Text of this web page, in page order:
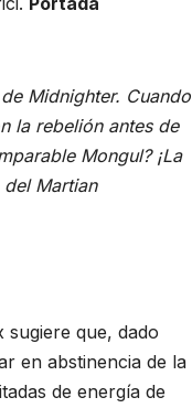
Midnighter. Cuando
la rebelión antes de
Mongul? ¡La
Martian
sugiere que, dado
en abstinencia de la
de energía de